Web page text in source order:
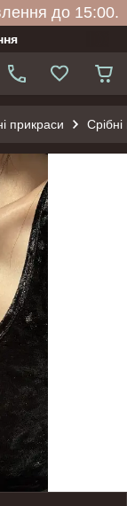
до 15:00.
прикраси Срібні